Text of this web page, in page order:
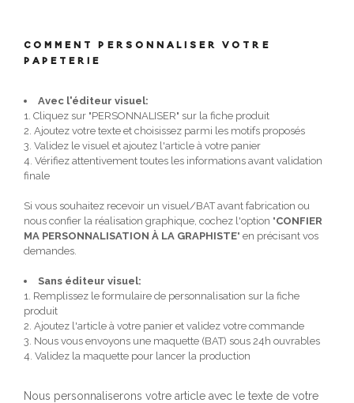
COMMENT PERSONNALISER VOTRE
PAPETERIE
Avec l'éditeur visuel:
1. Cliquez sur "PERSONNALISER" sur la fiche produit
2. Ajoutez votre texte et choisissez parmi les motifs proposés
3. Validez le visuel et ajoutez l'article à votre panier
4. Vérifiez attentivement toutes les informations avant validation
finale
Si vous souhaitez recevoir un visuel/BAT avant fabrication ou
nous confier la réalisation graphique, cochez l'option "CONFIER
MA PERSONNALISATION À LA GRAPHISTE" en précisant vos
demandes.
Sans éditeur visuel:
1. Remplissez le formulaire de personnalisation sur la fiche
produit
2. Ajoutez l'article à votre panier et validez votre commande
3. Nous vous envoyons une maquette (BAT) sous 24h ouvrables
4. Validez la maquette pour lancer la production
Nous personnaliserons votre article avec le texte de votre